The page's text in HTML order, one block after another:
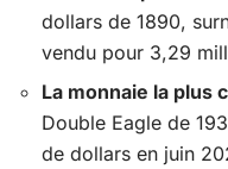
dollars de 1890,
vendu pour 3,29
La monnaie la plus
Double Eagle de
de dollars en juin